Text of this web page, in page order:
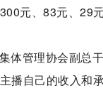
元、83元、29
体管理协会副总
播自己的收入和承